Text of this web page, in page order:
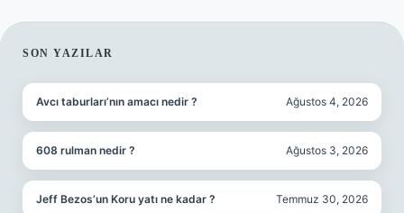
SIDEBAR
SON YAZILAR
Avcı taburları’nın amacı nedir ? Ağustos 4, 2026
608 rulman nedir ? Ağustos 3, 2026
Jeff Bezos’un Koru yatı ne kadar ? Temmuz 30, 2026